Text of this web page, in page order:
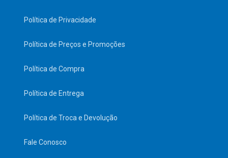
Política de Privacidade
Política de Preços e Promoções
Política de Compra
Política de Entrega
Política de Troca e Devolução
Fale Conosco